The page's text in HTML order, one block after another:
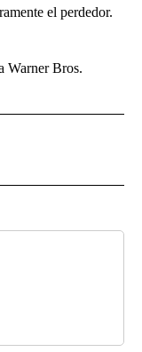
el perdedor.
Bros.
NOTIFICATIONS ABOUT